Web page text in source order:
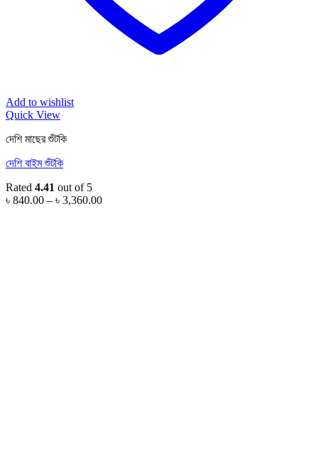
Add to wishlist
Quick View
দেশি মাছের শুঁটকি
দেশি বাইম শুঁটকি
Rated 4.41 out of 5
৳ 840.00 – ৳ 3,360.00Price